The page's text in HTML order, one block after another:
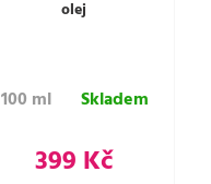
olej
100 ml Skladem
399 Kč